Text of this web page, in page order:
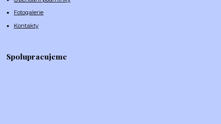
Fotogalerie
Kontakty
Spolupracujeme